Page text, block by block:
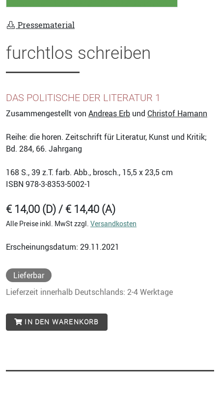
Pressematerial
furchtlos schreiben
DAS POLITISCHE DER LITERATUR 1
Zusammengestellt von Andreas Erb und Christof Hamann
Reihe: die horen. Zeitschrift für Literatur, Kunst und Kritik;
Bd. 284, 66. Jahrgang
168 S., 39 z.T. farb. Abb., brosch., 15,5 x 23,5 cm
ISBN 978-3-8353-5002-1
€ 14,00 (D) / € 14,40 (A)
Alle Preise inkl. MwSt zzgl. Versandkosten
Erscheinungsdatum: 29.11.2021
Lieferbar
Lieferzeit innerhalb Deutschlands: 2-4 Werktage
IN DEN WARENKORB